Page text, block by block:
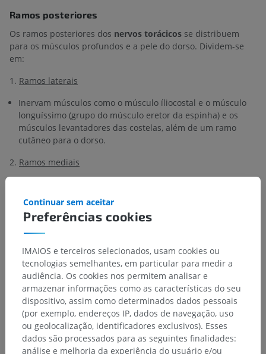
Ramos posteriores
Os ramos posteriores dos nervos torácicos se distribuem
para os músculos profundos e a pele do dorso. Dividem-se
em:
1. Ramos laterais
Inervam músculos como o músculo íliocostal e o músculo
longuíssimo (grupo do músculo eretor da espinha) e os
músculos levantadores das costelas, além de um ramo
cutâneo para o dorso.
2. Ramos mediais
(multífido, músculo semi-espinal, músculos rotadores) e aos
músculos segmentares (músculos interespinais, músculos
intertransversários). Esses ramos também inervam as
articulações dos processos articulares e os tecidos
conjuntivos.
Ramo cutâneo posterior
Estruturas e ramos associados
Nervo meníngeo recorrente
Originam-se dosnervos torácicose reentram
imediatamente no canal vertebral para fornecer inervação
Preferências cookies
Continuar sem aceitar
IMAIOS e terceiros selecionados, usam cookies ou
tecnologias semelhantes, em particular para medir a
audiência. Os cookies nos permitem analisar e
armazenar informações como as características do seu
dispositivo, assim como determinados dados pessoais
(por exemplo, endereços IP, dados de navegação, uso
ou geolocalização, identificadores exclusivos). Esses
dados são processados para as seguintes finalidades:
análise e melhoria da experiência do usuário e/ou